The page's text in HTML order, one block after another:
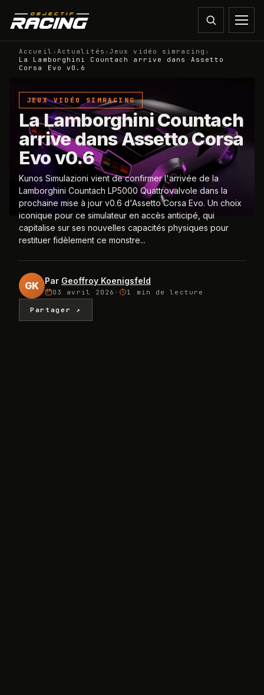
Accueil › Actualités › Jeux vidéo simracing ›
La Lamborghini Countach arrive dans Assetto
Corsa Evo v0.6
JEUX VIDÉO SIMRACING
La Lamborghini Countach
arrive dans Assetto Corsa
Evo v0.6
Kunos Simulazioni vient de confirmer l'arrivée de la
Lamborghini Countach LP5000 Quattrovalvole dans la
prochaine mise à jour v0.6 d'Assetto Corsa Evo. Un choix
iconique pour ce simulateur en accès anticipé, qui
capitalise sur ses nouvelles capacités physiques pour
restituer fidèlement ce monstre...
GK Par Geoffroy Koenigsfeld
03 avril 2026 · 1 min de lecture
Partager ↗